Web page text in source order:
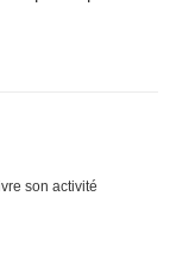
son activité